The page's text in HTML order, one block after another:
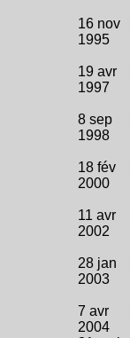
16 nov
1995
19 avr
1997
8 sep
1998
18 fév
2000
11 avr
2002
28 jan
2003
7 avr
2004